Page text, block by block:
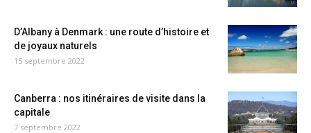
D’Albany à Denmark : une route d’histoire et
de joyaux naturels
15 septembre 2022
Canberra : nos itinéraires de visite dans la
capitale
7 septembre 2022